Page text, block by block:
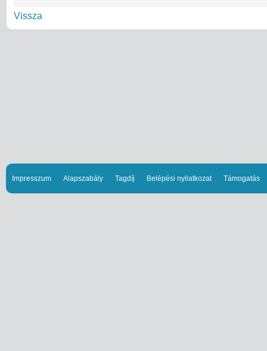
Vissza
Impresszum Alapszabály Tagdíj Belépési nyilatkozat Támogatás